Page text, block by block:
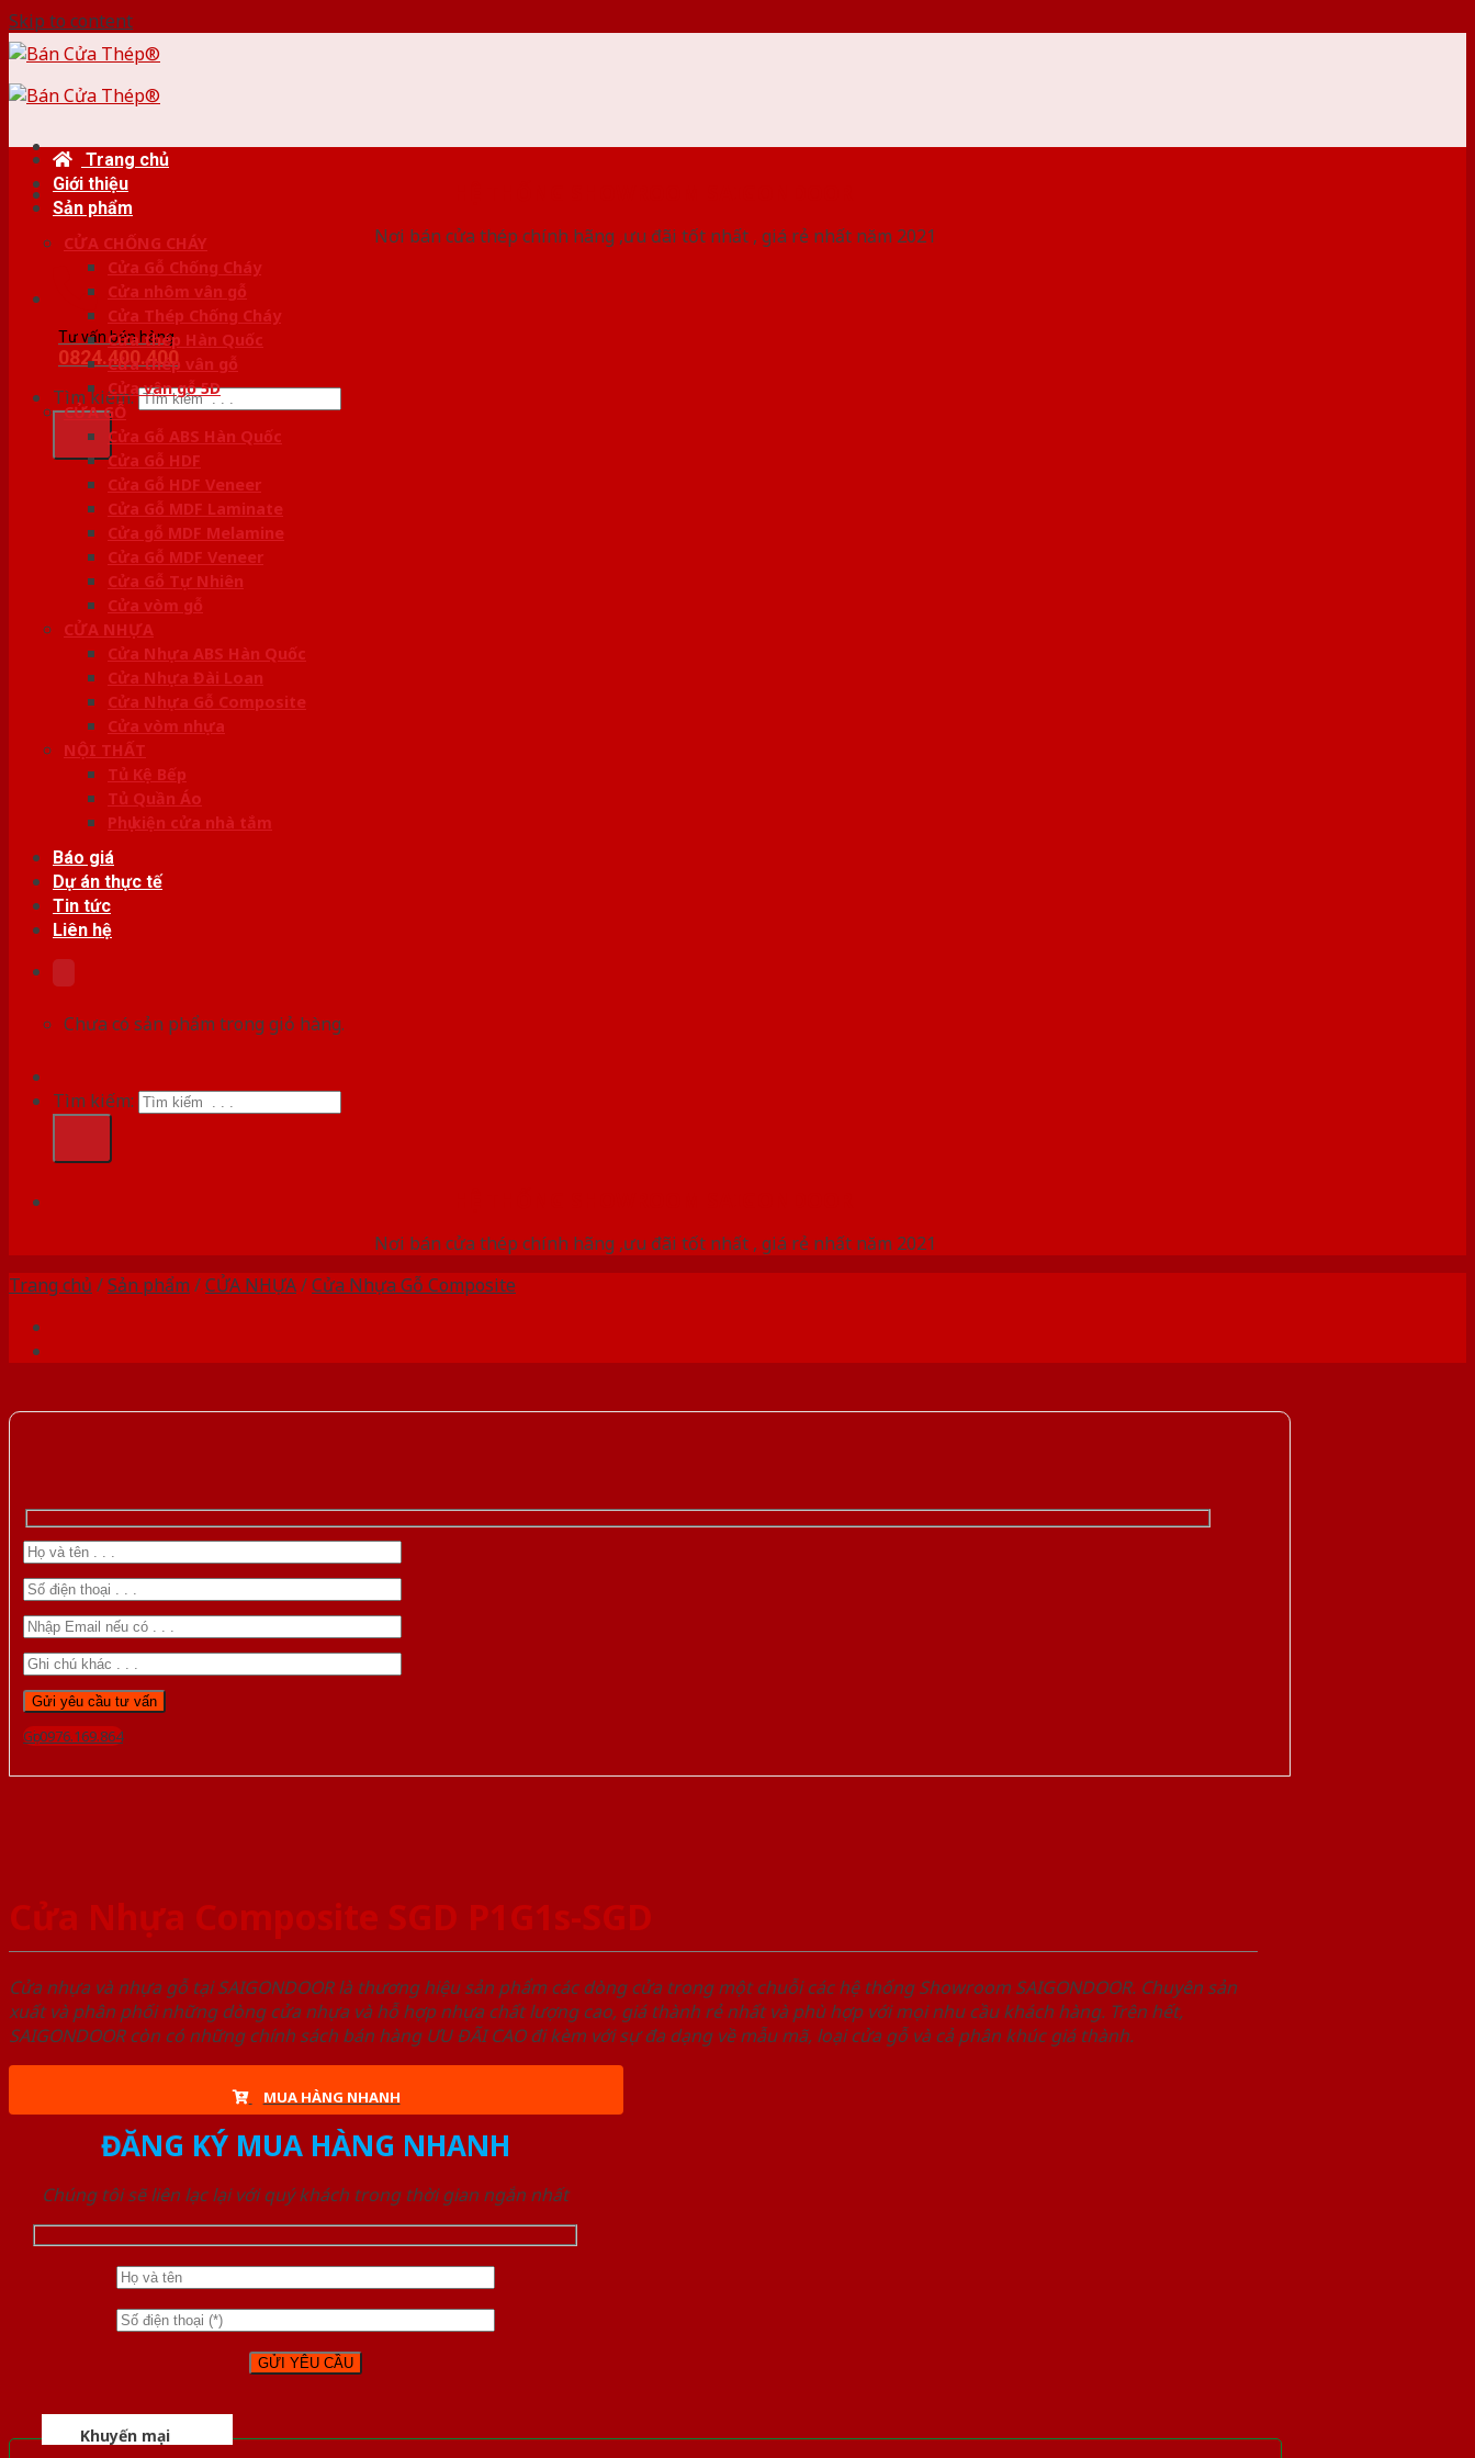
Skip to content
Nơi bán cửa thép chính hãng ,ưu đãi tốt nhất , giá rẻ nhất năm 2021
Tư vấn bán hàng
0824.400.400
Tìm kiếm:
Trang chủ
Giới thiệu
Sản phẩm
CỬA CHỐNG CHÁY
Cửa Gỗ Chống Cháy
Cửa nhôm vân gỗ
Cửa Thép Chống Cháy
Cửa thép Hàn Quốc
Cửa thép vân gỗ
Cửa vân gỗ 5D
CỬA GỖ
Cửa Gỗ ABS Hàn Quốc
Cửa Gỗ HDF
Cửa Gỗ HDF Veneer
Cửa Gỗ MDF Laminate
Cửa gỗ MDF Melamine
Cửa Gỗ MDF Veneer
Cửa Gỗ Tự Nhiên
Cửa vòm gỗ
CỬA NHỰA
Cửa Nhựa ABS Hàn Quốc
Cửa Nhựa Đài Loan
Cửa Nhựa Gỗ Composite
Cửa vòm nhựa
NỘI THẤT
Tủ Kệ Bếp
Tủ Quần Áo
Phụ kiện cửa nhà tắm
Báo giá
Dự án thực tế
Tin tức
Liên hệ
Chưa có sản phẩm trong giỏ hàng.
Tìm kiếm:
Nơi bán cửa thép chính hãng ,ưu đãi tốt nhất , giá rẻ nhất năm 2021
Trang chủ /Sản phẩm /CỬA NHỰA/Cửa Nhựa Gỗ Composite
Gọi 0976.169.864
Cửa Nhựa Composite SGD P1G1s-SGD
Cửa nhựa và nhựa gỗ tại SAIGONDOOR là thương hiệu sản phẩm các dòng cửa trong một chuỗi các hệ thống Showroom SAIGONDOOR. Chuyên sản
xuất và phân phối những dòng cửa nhựa và hỗ hợp nhựa chất lượng cao, giá thành rẻ nhất và phù hợp với mọi nhu cầu khách hàng. Trên hết,
SAIGONDOOR còn có những chính sách bán hàng ƯU ĐÃI CAO đi kèm với sự đa dạng về mẫu mã, loại cửa gỗ và cả phân khúc giá thành.
MUA HÀNG NHANH
ĐĂNG KÝ MUA HÀNG NHANH
Chúng tôi sẽ liên lạc lại với quý khách trong thời gian ngắn nhất
Khuyến mại